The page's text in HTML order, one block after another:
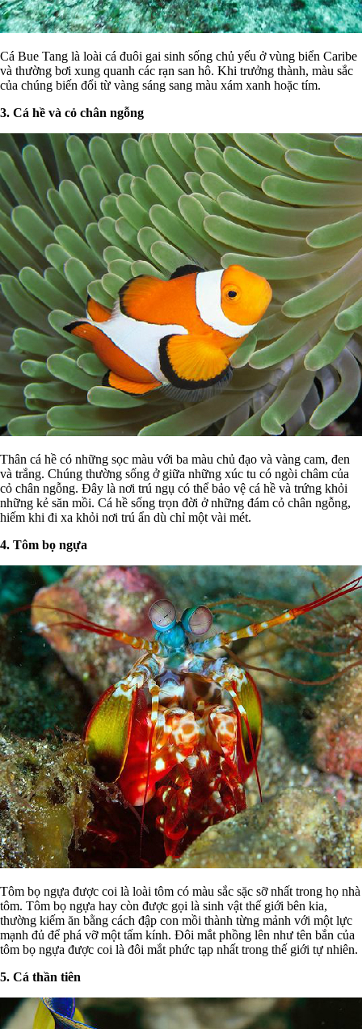
Cá Bue Tang là loài cá đuôi gai sinh sống chủ yếu ở vùng biển Caribe
và thường bơi xung quanh các rạn san hô. Khi trưởng thành, màu sắc
của chúng biến đổi từ vàng sáng sang màu xám xanh hoặc tím.
3. Cá hề và cỏ chân ngỗng
Thân cá hề có những sọc màu với ba màu chủ đạo và vàng cam, đen
và trắng. Chúng thường sống ở giữa những xúc tu có ngòi châm của
cỏ chân ngỗng. Đây là nơi trú ngụ có thể bảo vệ cá hề và trứng khỏi
những kẻ săn mồi. Cá hề sống trọn đời ở những đám cỏ chân ngỗng,
hiếm khi đi xa khỏi nơi trú ẩn dù chỉ một vài mét.
4. Tôm bọ ngựa
Tôm bọ ngựa được coi là loài tôm có màu sắc sặc sỡ nhất trong họ nhà
tôm. Tôm bọ ngựa hay còn được gọi là sinh vật thế giới bên kia,
thường kiếm ăn bằng cách đập con mồi thành từng mảnh với một lực
mạnh đủ để phá vỡ một tấm kính. Đôi mắt phồng lên như tên bắn của
tôm bọ ngựa được coi là đôi mắt phức tạp nhất trong thế giới tự nhiên.
5. Cá thần tiên